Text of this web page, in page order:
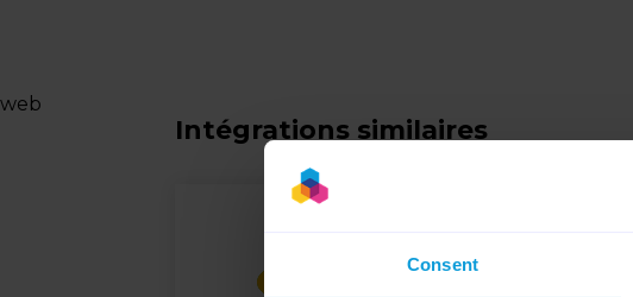
Consent
web
Intégrations similaires